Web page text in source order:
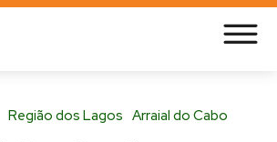
Região dos Lagos Arraial do Cabo